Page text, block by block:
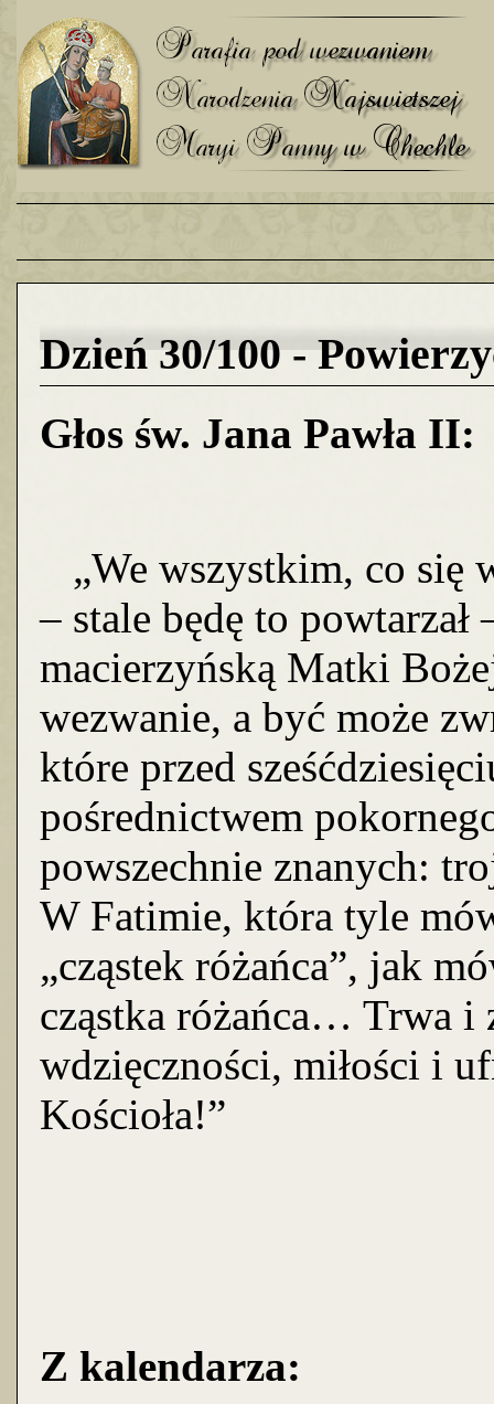
Dzień 30/100 -
Głos św. Jana Pawła II:
„We wszystkim, co się
– stale będę to powtarzał
macierzyńską Matki
wezwanie, a być może
które przed
pośrednictwem
powszechnie znanych:
W Fatimie, która tyle
„cząstek różańca”, jak
cząstka różańca… Trwa i
wdzięczności, miłości i
Kościoła!”
Z kalendarza: